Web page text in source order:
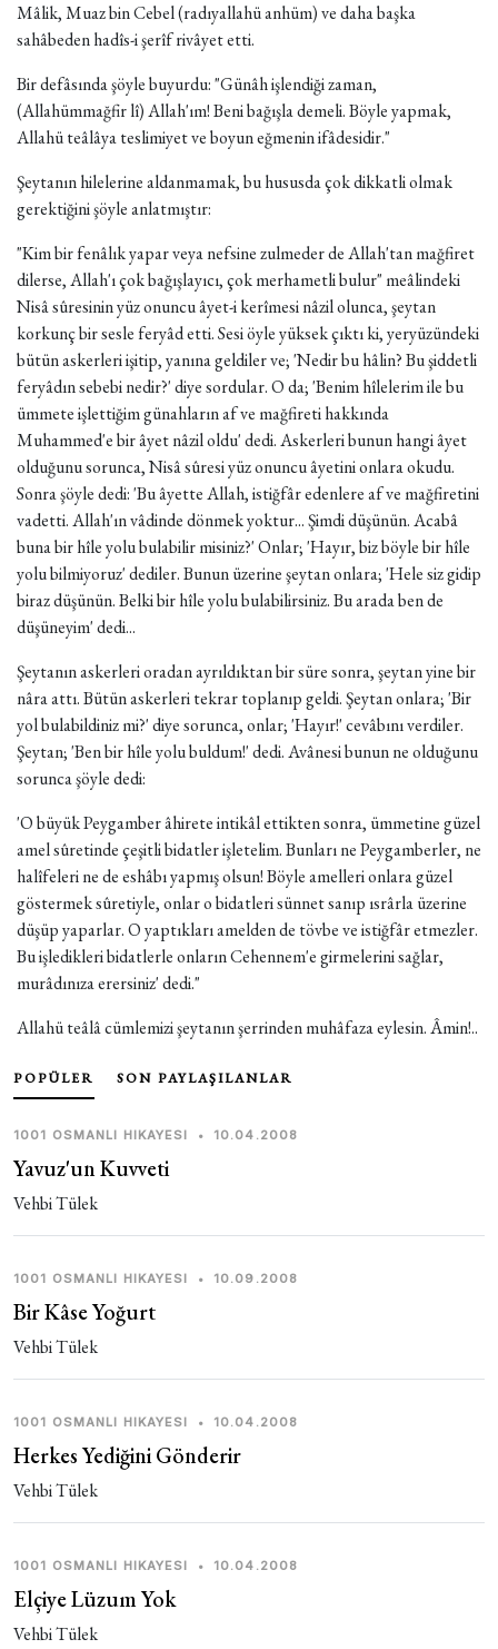
Mâlik, Muaz bin Cebel (radıyallahü anhüm) ve daha başka
sahâbeden hadîs-i şerîf rivâyet etti.
Bir defâsında şöyle buyurdu: "Günâh işlendiği zaman,
(Allahümmağfir lî) Allah'ım! Beni bağışla demeli. Böyle yapmak,
Allahü teâlâya teslimiyet ve boyun eğmenin ifâdesidir."
Şeytanın hilelerine aldanmamak, bu hususda çok dikkatli olmak
gerektiğini şöyle anlatmıştır:
"Kim bir fenâlık yapar veya nefsine zulmeder de Allah'tan mağfiret
dilerse, Allah'ı çok bağışlayıcı, çok merhametli bulur" meâlindeki
Nisâ sûresinin yüz onuncu âyet-i kerîmesi nâzil olunca, şeytan
korkunç bir sesle feryâd etti. Sesi öyle yüksek çıktı ki, yeryüzündeki
bütün askerleri işitip, yanına geldiler ve; 'Nedir bu hâlin? Bu şiddetli
feryâdın sebebi nedir?' diye sordular. O da; 'Benim hîlelerim ile bu
ümmete işlettiğim günahların af ve mağfireti hakkında
Muhammed'e bir âyet nâzil oldu' dedi. Askerleri bunun hangi âyet
olduğunu sorunca, Nisâ sûresi yüz onuncu âyetini onlara okudu.
Sonra şöyle dedi: 'Bu âyette Allah, istiğfâr edenlere af ve mağfiretini
vadetti. Allah'ın vâdinde dönmek yoktur... Şimdi düşünün. Acabâ
buna bir hîle yolu bulabilir misiniz?' Onlar; 'Hayır, biz böyle bir hîle
yolu bilmiyoruz' dediler. Bunun üzerine şeytan onlara; 'Hele siz gidip
biraz düşünün. Belki bir hîle yolu bulabilirsiniz. Bu arada ben de
düşüneyim' dedi...
Şeytanın askerleri oradan ayrıldıktan bir süre sonra, şeytan yine bir
nâra attı. Bütün askerleri tekrar toplanıp geldi. Şeytan onlara; 'Bir
yol bulabildiniz mi?' diye sorunca, onlar; 'Hayır!' cevâbını verdiler.
Şeytan; 'Ben bir hîle yolu buldum!' dedi. Avânesi bunun ne olduğunu
sorunca şöyle dedi:
'O büyük Peygamber âhirete intikâl ettikten sonra, ümmetine güzel
amel sûretinde çeşitli bidatler işletelim. Bunları ne Peygamberler, ne
halîfeleri ne de eshâbı yapmış olsun! Böyle amelleri onlara güzel
göstermek sûretiyle, onlar o bidatleri sünnet sanıp ısrârla üzerine
düşüp yaparlar. O yaptıkları amelden de tövbe ve istiğfâr etmezler.
Bu işledikleri bidatlerle onların Cehennem'e girmelerini sağlar,
murâdınıza erersiniz' dedi."
Allahü teâlâ cümlemizi şeytanın şerrinden muhâfaza eylesin. Âmin!..
POPÜLER SON PAYLAŞILANLAR
1001 OSMANLI HIKAYESI • 10.04.2008
Yavuz'un Kuvveti
Vehbi Tülek
1001 OSMANLI HIKAYESI • 10.09.2008
Bir Kâse Yoğurt
Vehbi Tülek
1001 OSMANLI HIKAYESI • 10.04.2008
Herkes Yediğini Gönderir
Vehbi Tülek
1001 OSMANLI HIKAYESI • 10.04.2008
Elçiye Lüzum Yok
Vehbi Tülek